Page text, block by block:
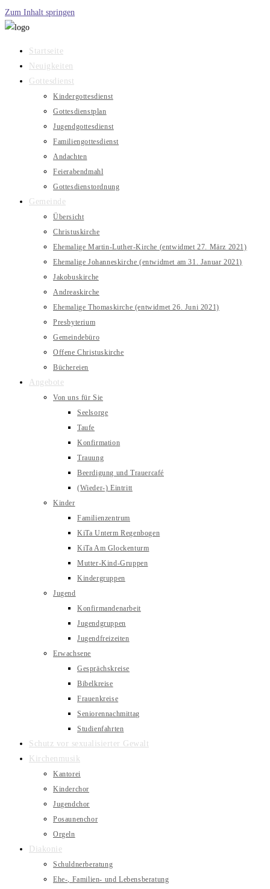
Zum Inhalt springen
Startseite
Neuigkeiten
Gottesdienst
Kindergottesdienst
Gottesdienstplan
Jugendgottesdienst
Familiengottesdienst
Andachten
Feierabendmahl
Gottesdienstordnung
Gemeinde
Übersicht
Christuskirche
Ehemalige Martin-Luther-Kirche (entwidmet 27. März 2021)
Ehemalige Johanneskirche (entwidmet am 31. Januar 2021)
Jakobuskirche
Andreaskirche
Ehemalige Thomaskirche (entwidmet 26. Juni 2021)
Presbyterium
Gemeindebüro
Offene Christuskirche
Büchereien
Angebote
Von uns für Sie
Seelsorge
Taufe
Konfirmation
Trauung
Beerdigung und Trauercafé
(Wieder-) Eintritt
Kinder
Familienzentrum
KiTa Unterm Regenbogen
KiTa Am Glockenturm
Mutter-Kind-Gruppen
Kindergruppen
Jugend
Konfirmandenarbeit
Jugendgruppen
Jugendfreizeiten
Erwachsene
Gesprächskreise
Bibelkreise
Frauenkreise
Seniorennachmittag
Studienfahrten
Schutz vor sexualisierter Gewalt
Kirchenmusik
Kantorei
Kinderchor
Jugendchor
Posaunenchor
Orgeln
Diakonie
Schuldnerberatung
Ehe-, Familien- und Lebensberatung